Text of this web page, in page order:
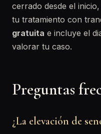
cerrado desde el
tu tratamiento con
gratuita e incluye el
valorar tu caso.
Preguntas
¿La elevación de